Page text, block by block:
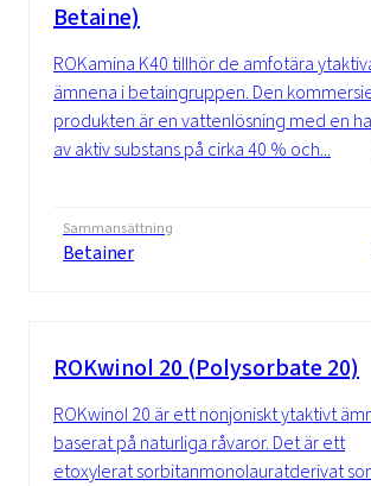
Betaine)
ROKamina K40 tillhör de amfotära
ämnena i betaingruppen. Den
produkten är en vattenlösning med en
av aktiv substans på cirka 40 % och...
Sammansättning
Betainer
ROKwinol 20 (Polysorbate 20)
ROKwinol 20 är ett nonjoniskt ytaktivt
baserat på naturliga råvaror. Det är ett
etoxylerat sorbitanmonolauratderivat